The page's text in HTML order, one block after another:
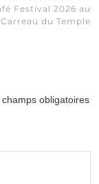
Festival 2026 au
Carreau du Temple
champs obligatoires